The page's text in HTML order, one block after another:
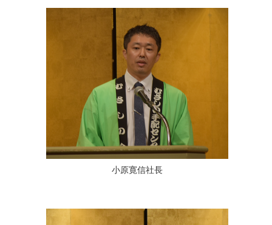
小原寛信社長